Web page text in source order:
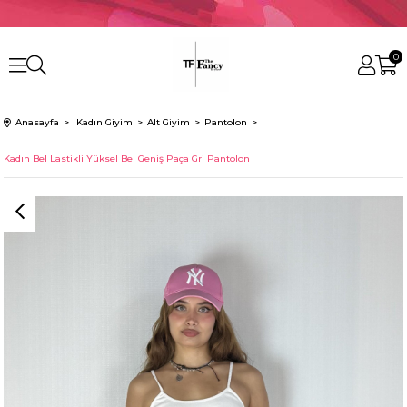
0
Anasayfa Kadın Giyim Alt Giyim Pantolon
Kadın Bel Lastikli Yüksel Bel Geniş Paça Gri Pantolon